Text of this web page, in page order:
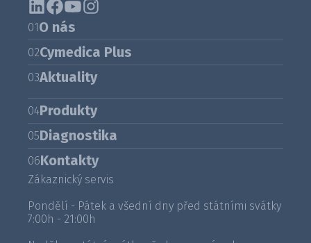
01O nás
02Cymedica Plus
03Aktuality
04Produkty
05Diagnostika
06Kontakty
Zákaznický servis
Pondělí - Pátek a všední dny před státními svátky
7:00h - 21:00h